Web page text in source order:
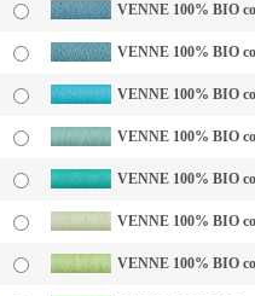
VENNE 100% BIO
VENNE 100% BIO
VENNE 100% BIO
VENNE 100% BIO
VENNE 100% BIO
VENNE 100% BIO
VENNE 100% BIO